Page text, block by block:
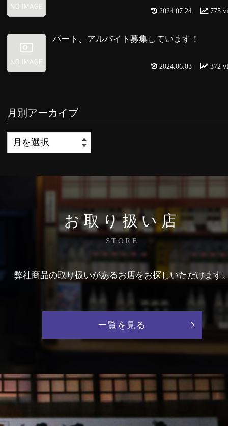
775
2024.07.24
パート、アルバイト募集しています！
372
2024.06.03
月別アーカイブ
お取り扱い店
STORE
弊社商品の取り扱いがあるお店をお探しいただけます
一覧を見る